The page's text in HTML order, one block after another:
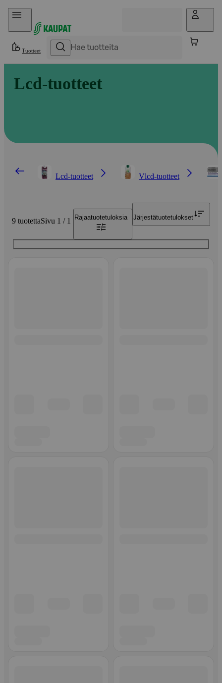
Hyppää sisältöön
Tuotteet
Lcd-tuotteet
Lcd-tuotteet Vlcd-tuotteet
9 tuotettaSivu 1 / 1 Rajaatuotetuloksia Järjestätuotetulokset